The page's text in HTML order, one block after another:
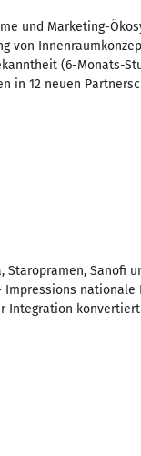
und Marketing-
von
(6-Monats-
in 12 neuen
Sanofi
nationale